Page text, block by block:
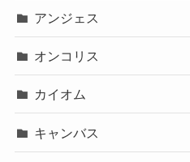
アンジェス
オンコリス
カイオム
キャンバス